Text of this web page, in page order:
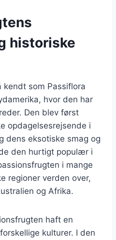
historiske
kendt som Passiflora
hvor den har
Den blev først
opdagelsesrejsende i
dens eksotiske smag og
den hurtigt populær i
i mange
regioner verden over,
og Afrika.
haft en
kulturer. I den